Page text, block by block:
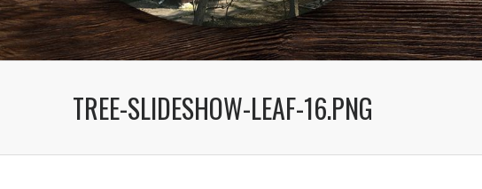
TREE-SLIDESHOW-LEAF-16.PNG